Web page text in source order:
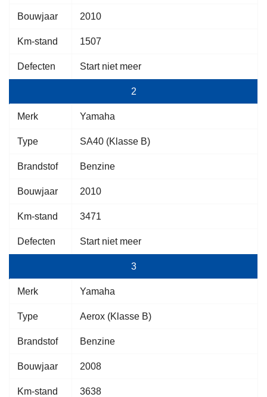
Bouwjaar 2010
Km-stand 1507
Defecten Start niet meer
2
Merk Yamaha
Type SA40 (Klasse B)
Brandstof Benzine
Bouwjaar 2010
Km-stand 3471
Defecten Start niet meer
3
Merk Yamaha
Type Aerox (Klasse B)
Brandstof Benzine
Bouwjaar 2008
Km-stand 3638